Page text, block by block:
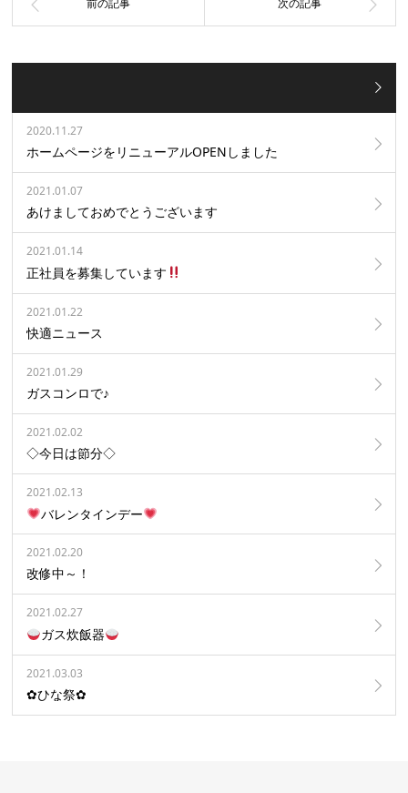
2020.11.27
ホームページをリニューアルOPENしました
2021.01.07
あけましておめでとうございます
2021.01.14
正社員を募集しています
2021.01.22
快適ニュース
2021.01.29
ガスコンロで♪
2021.02.02
◇今日は節分◇
2021.02.13
バレンタインデー
2021.02.20
改修中～！
2021.02.27
ガス炊飯器
2021.03.03
✿ひな祭✿